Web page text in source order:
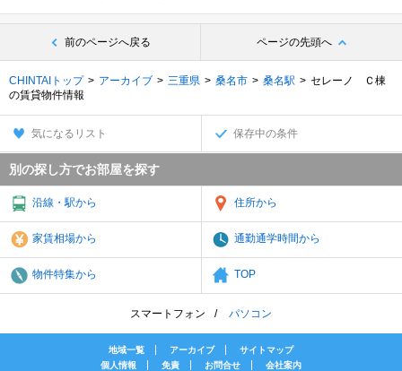
前のページへ戻る ページの先頭へ
CHINTAIトップ アーカイブ 三重県 桑名市 桑名駅
セレーノ Ｃ棟
の賃貸物件情報
気になるリスト 保存中の条件
別の探し方でお部屋を探す
沿線・駅から 住所から
家賃相場から 通勤通学時間から
物件特集から TOP
スマートフォン パソコン
地域一覧 アーカイブ
サイトマップ
個人情報
免責 お問合せ 会社案内